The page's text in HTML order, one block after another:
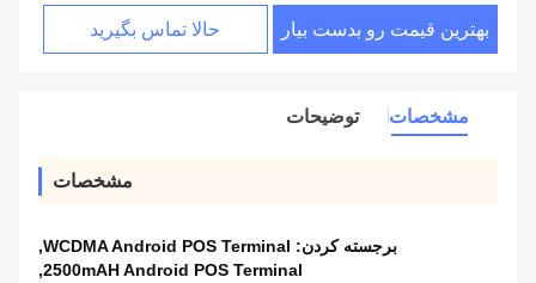
بهترین قیمت رو بدست بیار حالا تماس بگیرید
مشخصات توضیحات
مشخصات
برجسته کردن: WCDMA Android POS Terminal
,
2500mAH Android POS Terminal
,